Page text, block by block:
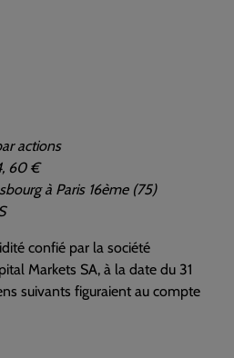
actions
60 €
à Paris 16ème (75)
confié par la société
Markets SA, à la date du 31
suivants figuraient au compte